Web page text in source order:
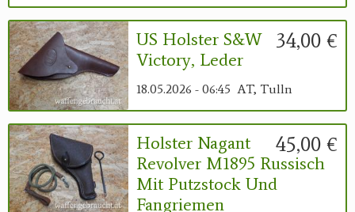
34,00 €
US Holster S&W
Victory, Leder
18.05.2026 - 06:45 AT, Tulln
45,00 €
Holster Nagant
Revolver M1895 Russisch
Mit Putzstock Und
Fangriemen